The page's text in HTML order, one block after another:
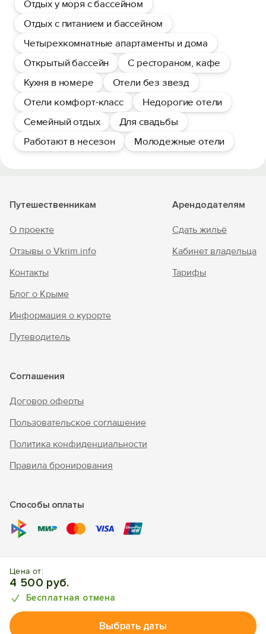
Отдых у моря с бассейном
Отдых с питанием и бассейном
Четырехкомнатные апартаменты и дома
Открытый бассейн
С рестораном, кафе
Кухня в номере
Отели без звезд
Отели комфорт-класс
Недорогие отели
Семейный отдых
Для свадьбы
Работают в несезон
Молодежные отели
Цена от:
4 500 руб.
Бесплатная отмена
Выбрать даты
Путешественникам
О проекте
Отзывы о Vkrim.info
Контакты
Блог о Крыме
Информация о курорте
Путеводитель
Арендодателям
Сдать жильё
Кабинет владельца
Тарифы
Соглашения
Договор оферты
Пользовательское соглашение
Политика конфиденциальности
Правила бронирования
Способы оплаты
© 2010 - 2026 "В Крым - инфо"
Отдых в Окуневке. Отели, апартаменты, частный сектор.